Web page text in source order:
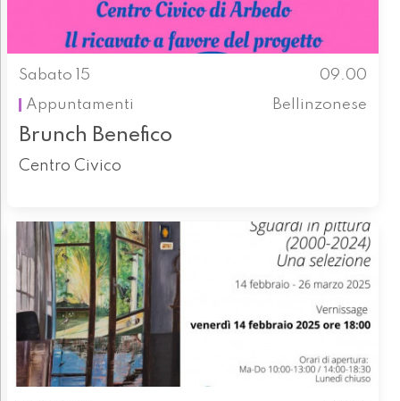
Sabato 15
09.00
Appuntamenti
Bellinzonese
Brunch Benefico
Centro Civico